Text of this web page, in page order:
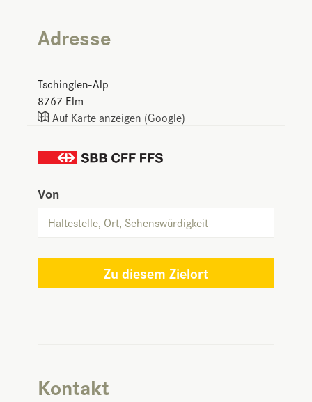
Adresse
Tschinglen-Alp
8767 Elm
Auf Karte anzeigen (Google)
Von
Zu diesem Zielort
Kontakt